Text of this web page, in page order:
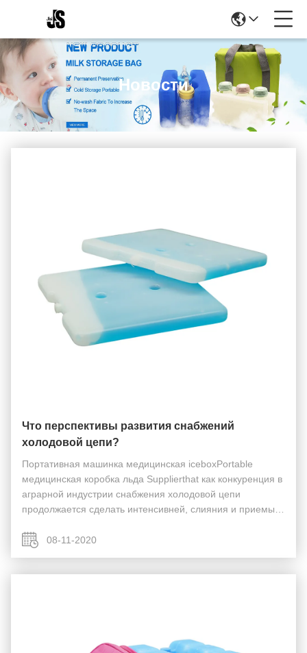
Новости
Что перспективы развития снабжений
холодовой цепи?
Портативная машинка медицинская iceboxPortable
медицинская коробка льда Supplierthat как конкуренция в
аграрной индустрии снабжения холодовой цепи
продолжается сделать интенсивней, слияния и приемы и
компаний снабжения холодовой цепи были чаще, и
08-11-2020